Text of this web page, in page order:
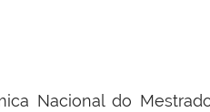
Nacional do